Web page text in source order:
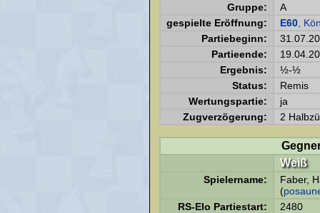
Gruppe:
A
gespielte Eröffnung:
E60 ,
Partiebeginn:
Partieende:
Ergebnis:
½-½
Status:
Remis
Wertungspartie:
ja
Zugverzögerung:
2
Weiß
Spielername:
Faber,
(
RS-Elo Partiestart:
2480